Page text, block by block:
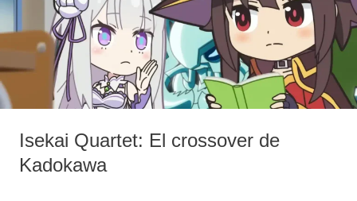
Isekai Quartet: El crossover de
Kadokawa
Kadokawa